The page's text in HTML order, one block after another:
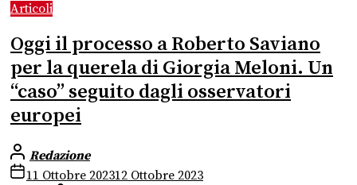
Articoli
Oggi il processo a Roberto Saviano
per la querela di Giorgia Meloni. Un
“caso” seguito dagli osservatori
europei
Redazione
11 Ottobre 202312 Ottobre 2023